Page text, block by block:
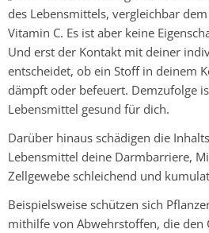
des Lebensmittels, vergleichbar
Vitamin C. Es ist aber keine
Und erst der Kontakt mit deiner
entscheidet, ob ein Stoff in deinem
dämpft oder befeuert. Demzufolge
Lebensmittel gesund für dich.
Darüber hinaus schädigen die
Lebensmittel deine Darmbarriere,
Zellgewebe schleichend und
Beispielsweise schützen sich
mithilfe von Abwehrstoffen, die den